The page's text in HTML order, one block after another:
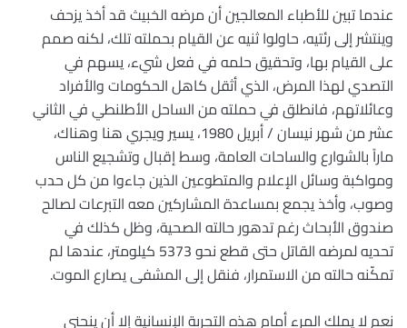
عندما تبين للأطباء المعالجين أن مرضه الخبيث قد أخذ يزحف
وينتشر إلى رئتيه، حاولوا ثنيه عن القيام بحملته تلك، لكنه صمم
على القيام بها، وتحقيق حلمه في فعل شيء، يسهم في
التصدي لهذا المرض، الذي أثقل كاهل الحكومات والأفراد
وعائلاتهم، فانطلق في حملته من الساحل الأطلنطي في الثاني
عشر من شهر نيسان / أبريل 1980، يسير ويجري هنا وهناك،
ماراً بالشوارع والساحات العامة، وسط إقبال وتشجيع الناس
ومواكبة وسائل الإعلام والمتطوعين الذين جاءوا من كل حدب
وصوب، وأخذ يجمع بمساعدة المشاركين معه التبرعات لصالح
صندوق الأبحاث رغم تدهور حالته الصحية، وظل كذلك في
تحديه لمرضه القاتل حتى قطع نحو 5373 كيلومتر، عندها لم
تمكّنه حالته من الاستمرار، فنقل إلى المشفى يصارع الموت.
نعم لا يملك المرء أمام هذه التجربة الإنسانية إلا أن ينحني